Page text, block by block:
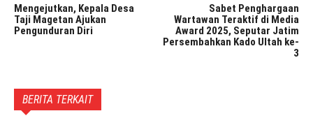
Mengejutkan, Kepala Desa
Taji Magetan Ajukan
Pengunduran Diri
Sabet Penghargaan
Wartawan Teraktif di Media
Award 2025, Seputar Jatim
Persembahkan Kado Ultah ke-
3
BERITA TERKAIT